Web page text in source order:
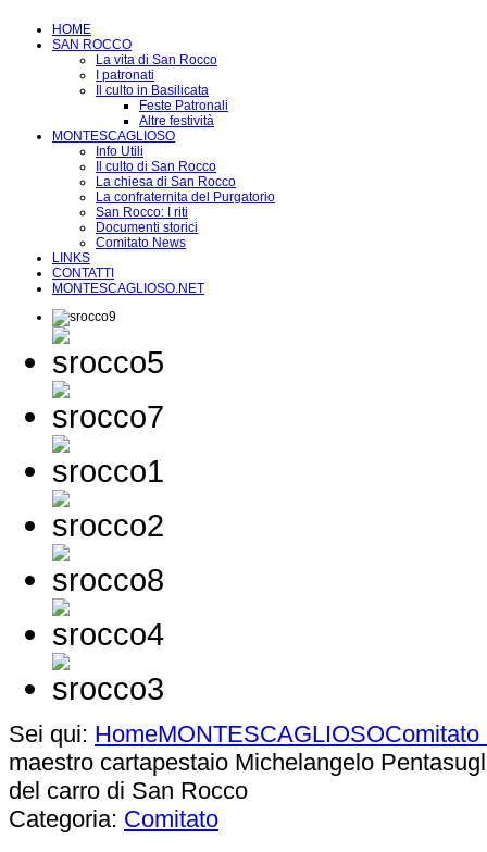
HOME
SAN ROCCO
La vita di San Rocco
I patronati
Il culto in Basilicata
Feste Patronali
Altre festività
MONTESCAGLIOSO
Info Utili
Il culto di San Rocco
La chiesa di San Rocco
La confraternita del Purgatorio
San Rocco: I riti
Documenti storici
Comitato News
LINKS
CONTATTI
MONTESCAGLIOSO.NET
Sei qui: HomeMONTESCAGLIOSOComitato
maestro cartapestaio Michelangelo
del carro di San Rocco
Categoria: Comitato